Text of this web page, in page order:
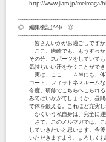
http://www.jiam.jp/melmaga/
◎ 編集後記(^^)/ ◎
皆さんいかがお過ごしですか
ここ、唐崎でも、もうすっかり
その分、スポーツをしていても
気持ちいい汗をかくことができ
実は、ここＪＩＡＭにも、体
コート、フィットネスルームな
今度、研修でこちらへこられる
みてはいかがでしょうか。昼間
で体を鍛える。これほど充実し
かくいう私自身は、完全に運動
さて、このメルマガでは、こ
していきたいと思います。今後
いただきますよう、よろしくお